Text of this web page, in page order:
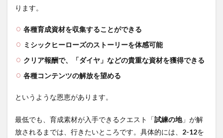
ります。
各種育成資材を収集することができる
ミシックヒーローズのストーリーを体感可能
クリア報酬で、「ダイヤ」などの貴重な資材を獲得できる
各種コンテンツの解放を望める
というような恩恵があります。
最低でも、育成素材が入手できるクエスト「試練の地」が解
放されるまでは、行きたいところです。具体的には、 2-12を